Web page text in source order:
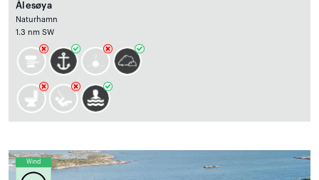
Ålesøya
Naturhamn
1.3 nm SW
Wind